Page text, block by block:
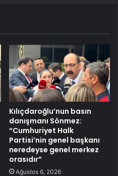
Kılıçdaroğlu’nun basın
danışmanı Sönmez:
“Cumhuriyet Halk
Partisi’nin genel başkanı
neredeyse genel merkez
orasıdır”
Ağustos 6, 2026